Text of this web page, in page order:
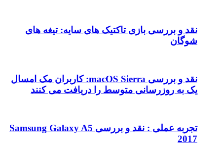
نقد و بررسی بازی تاکتیک های سایه: تیغه های
شوگان
نقد و بررسی macOS Sierra: کاربران مک امسال
یک به روزرسانی متوسط را دریافت می کنند
تجربه عملی : نقد و بررسی Samsung Galaxy A5
2017